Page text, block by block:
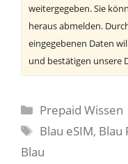
weitergegeben. Sie
heraus abmelden.
eingegebenen Daten
und bestätigen unsere
Kategorien
Prepaid Wissen
Schlagwörter
Blau eSIM, Blau
Blau